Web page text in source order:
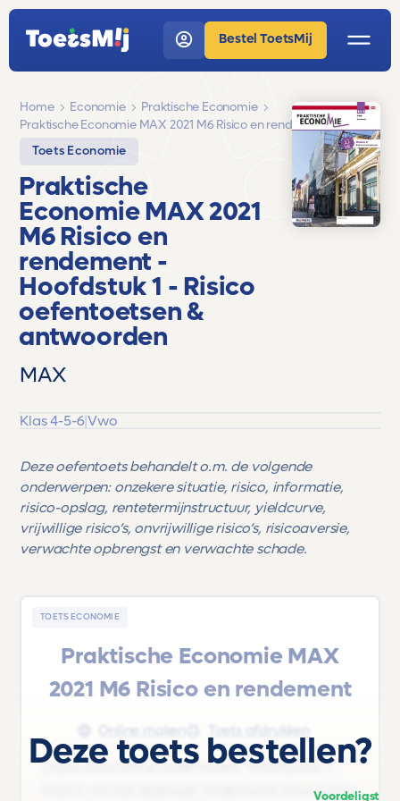
Bestel ToetsMij
Home Economie
Praktische Economie
Praktische Economie MAX 2021 M6 Risico en rendement
Toets Economie
Praktische
Economie MAX 2021
M6 Risico en
rendement -
Hoofdstuk 1 - Risico
oefentoetsen &
antwoorden
MAX
Klas 4-5-6|Vwo
Deze oefentoets behandelt o.m. de volgende
onderwerpen: onzekere situatie, risico, informatie,
risico-opslag, rentetermijnstructuur, yieldcurve,
vrijwillige risico’s, onvrijwillige risico’s, risicoaversie,
verwachte opbrengst en verwachte schade.
TOETS ECONOMIE
Praktische Economie MAX
2021 M6 Risico en rendement
Online maken Toets afdrukken
Deze Economie oefentoets 'Hoofdstuk 1 -
Risico' uit het lesboek 'Praktische Economie
Deze toets bestellen?
Voordeligst